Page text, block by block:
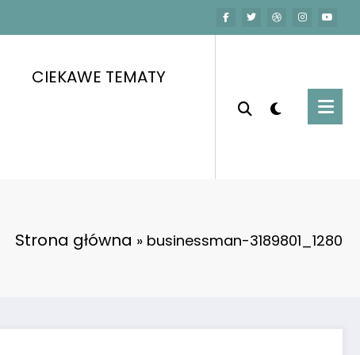
CIEKAWE TEMATY
Strona główna » businessman-3189801_1280